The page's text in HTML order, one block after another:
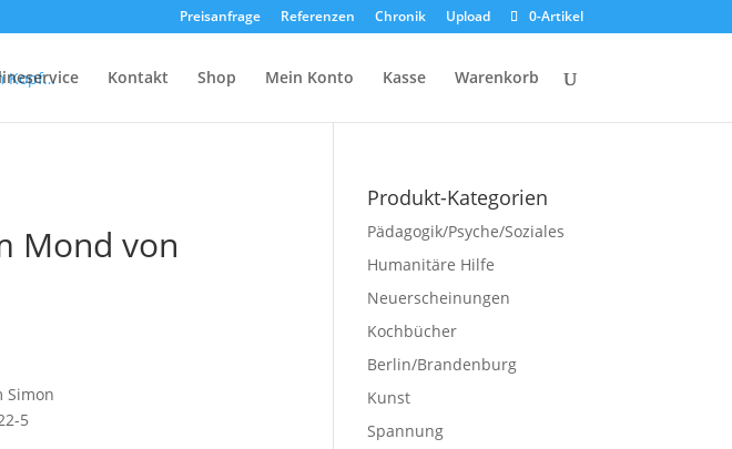
Preisanfrage Referenzen Chronik Upload 0-Artikel
Kontakt Shop Mein Konto Kasse Warenkorb
Mond von
Simon
5
Produkt-Kategorien
Pädagogik/Psyche/Soziales
Humanitäre Hilfe
Neuerscheinungen
Kochbücher
Berlin/Brandenburg
Kunst
Spannung